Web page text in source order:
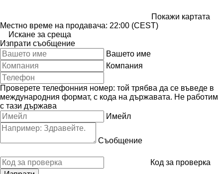
Покажи картата
Местно време на продавача: 22:00 (CEST)
Искане за среща
Изпрати съобщение
Вашето име
Компания
Проверете телефонния номер: той трябва да се въведе в
международния формат, с кода на държавата. Не работим
с тази държава
Имейл
Съобщение
Код за проверка